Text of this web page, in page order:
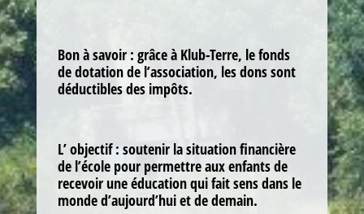
Bon à savoir : grâce à Klub-Terre, le fonds
de dotation de l’association, les dons sont
déductibles des impôts.
L’ objectif : soutenir la situation financière
de l’école pour permettre aux enfants de
recevoir une éducation qui fait sens dans le
monde d’aujourd’hui et de demain.